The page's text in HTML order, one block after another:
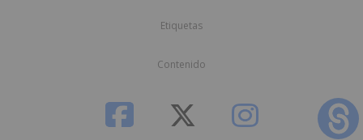
Etiquetas
Contenido